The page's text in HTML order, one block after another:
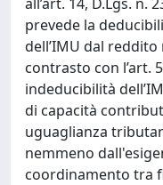
prevede la
dell’IMU dal reddito
contrasto con l’art.
indeducibilità
di capacità
uguaglianza
nemmeno
coordinamento tra